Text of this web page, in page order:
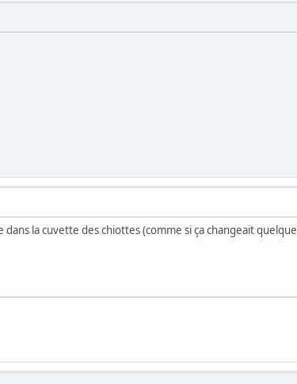
la cuvette des chiottes (comme si ça changeait quelque